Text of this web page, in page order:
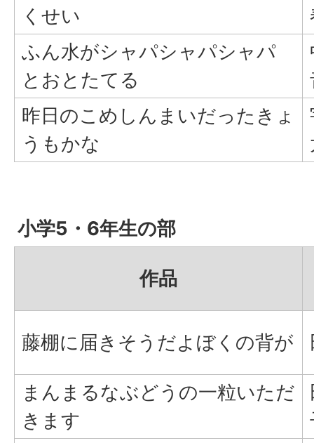
くせい
ふん水がシャパシャパシャパ
とおとたてる
昨日のこめしんまいだったきょ
うもかな
小学5・6年生の部
作品
藤棚に届きそうだよぼくの背が
まんまるなぶどうの一粒いただ
きます